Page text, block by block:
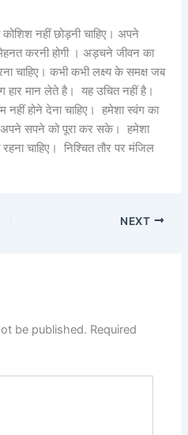
नहीं छोड़नी चाहिए। अपने
करनी होगी । अड़चने जीवन का
चाहिए। कभी कभी लक्ष्य के समक्ष जब
हार मान लेते है। यह उचित नहीं है।
होने देना चाहिए। हमेशा स्वंग का
अपने सपने को पूरा कर सके। हमेशा
चाहिए। निश्चित तौर पर मंजिल
NEXT
be published. Required